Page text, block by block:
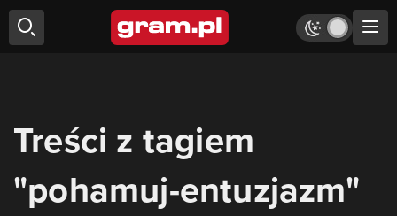
Treści z tagiem
"pohamuj-entuzjazm"